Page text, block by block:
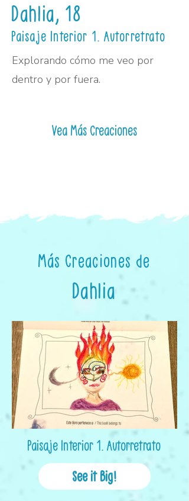
Dahlia, 18
Paisaje Interior 1. Autorretrato
Explorando cómo me veo por
dentro y por fuera.
Vea Más Creaciones
Más Creaciones de
Dahlia
Paisaje Interior 1. Autorretrato
See it Big!